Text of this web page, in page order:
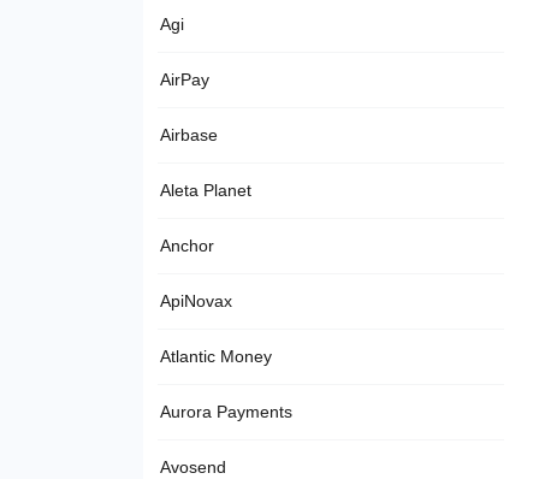
Agi
AirPay
Airbase
Aleta Planet
Anchor
ApiNovax
Atlantic Money
Aurora Payments
Avosend